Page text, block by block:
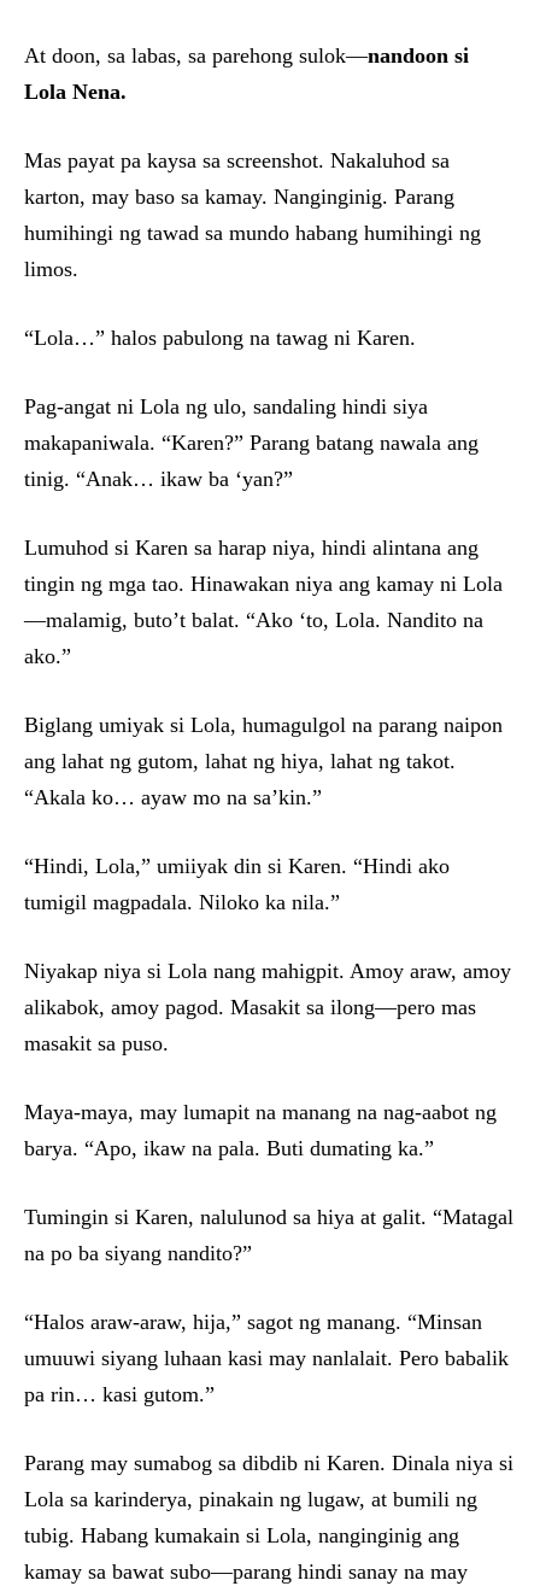
At doon, sa labas, sa parehong sulok—nandoon si
Lola Nena.
Mas payat pa kaysa sa screenshot. Nakaluhod sa
karton, may baso sa kamay. Nanginginig. Parang
humihingi ng tawad sa mundo habang humihingi ng
limos.
“Lola…” halos pabulong na tawag ni Karen.
Pag-angat ni Lola ng ulo, sandaling hindi siya
makapaniwala. “Karen?” Parang batang nawala ang
tinig. “Anak… ikaw ba ‘yan?”
Lumuhod si Karen sa harap niya, hindi alintana ang
tingin ng mga tao. Hinawakan niya ang kamay ni Lola
—malamig, buto’t balat. “Ako ‘to, Lola. Nandito na
ako.”
Biglang umiyak si Lola, humagulgol na parang naipon
ang lahat ng gutom, lahat ng hiya, lahat ng takot.
“Akala ko… ayaw mo na sa’kin.”
“Hindi, Lola,” umiiyak din si Karen. “Hindi ako
tumigil magpadala. Niloko ka nila.”
Niyakap niya si Lola nang mahigpit. Amoy araw, amoy
alikabok, amoy pagod. Masakit sa ilong—pero mas
masakit sa puso.
Maya-maya, may lumapit na manang na nag-aabot ng
barya. “Apo, ikaw na pala. Buti dumating ka.”
Tumingin si Karen, nalulunod sa hiya at galit. “Matagal
na po ba siyang nandito?”
“Halos araw-araw, hija,” sagot ng manang. “Minsan
umuuwi siyang luhaan kasi may nanlalait. Pero babalik
pa rin… kasi gutom.”
Parang may sumabog sa dibdib ni Karen. Dinala niya si
Lola sa karinderya, pinakain ng lugaw, at bumili ng
tubig. Habang kumakain si Lola, nanginginig ang
kamay sa bawat subo—parang hindi sanay na may